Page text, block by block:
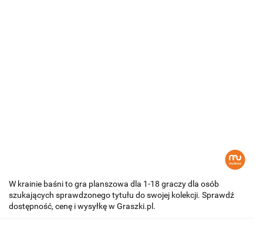
W krainie baśni to gra planszowa dla 1-18 graczy dla osób
szukających sprawdzonego tytułu do swojej kolekcji. Sprawdź
dostępność, cenę i wysyłkę w Graszki.pl.